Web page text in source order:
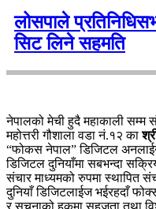
लोसपाले
सिट लिने सहमति
नेपालको मेची हुदै महाकाली सम्म
महोत्तरी गौशाला वडा नं.१२ का
“फोकस नेपाल” डिजिटल
डिजिटल दुनियाँमा सबभन्दा
संचार माध्यमको रुपमा स्थापित
दुनियाँ डिजिटलाईज भईरहदाँ